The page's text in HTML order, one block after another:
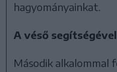
hagyományainkat.
A véső
Második